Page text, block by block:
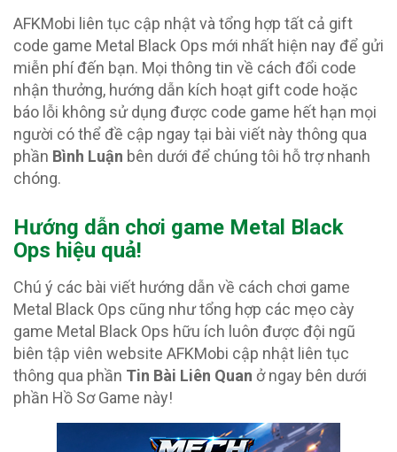
AFKMobi liên tục cập nhật và tổng hợp tất cả gift
code game Metal Black Ops mới nhất hiện nay để gửi
miễn phí đến bạn. Mọi thông tin về cách đổi code
nhận thưởng, hướng dẫn kích hoạt gift code hoặc
báo lỗi không sử dụng được code game hết hạn mọi
người có thể đề cập ngay tại bài viết này thông qua
phần Bình Luận bên dưới để chúng tôi hỗ trợ nhanh
chóng.
Hướng dẫn chơi game Metal Black
Ops hiệu quả!
Chú ý các bài viết hướng dẫn về cách chơi game
Metal Black Ops cũng như tổng hợp các mẹo cày
game Metal Black Ops hữu ích luôn được đội ngũ
biên tập viên website AFKMobi cập nhật liên tục
thông qua phần Tin Bài Liên Quan ở ngay bên dưới
phần Hồ Sơ Game này!